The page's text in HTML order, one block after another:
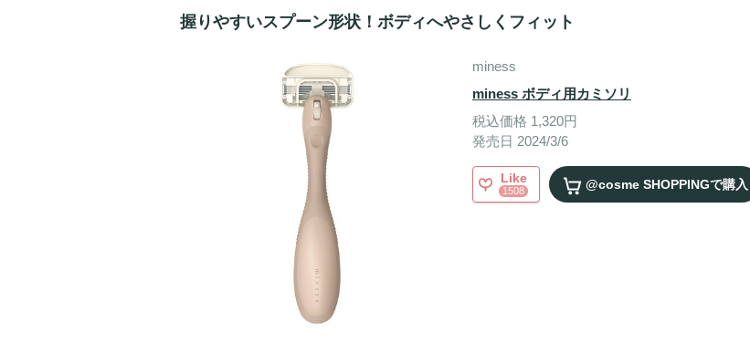
握りやすいスプーン形状！ボディへやさしくフィット
miness
miness ボディ用カミソリ
税込価格 1,320円
発売日 2024/3/6
Like
1508 @cosme SHOPPINGで購入